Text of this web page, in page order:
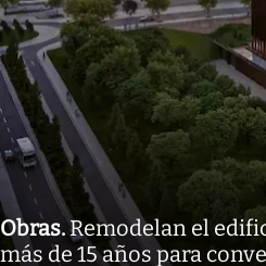
Obras.Remodelan el
más de 15 años para